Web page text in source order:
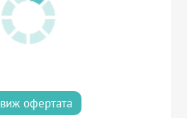
виж офертата